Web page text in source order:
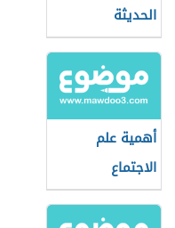
الحديثة
أهمية علم
الاجتماع